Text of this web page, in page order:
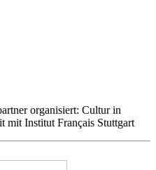
organisiert: Cultur in
mit Institut Français Stuttgart